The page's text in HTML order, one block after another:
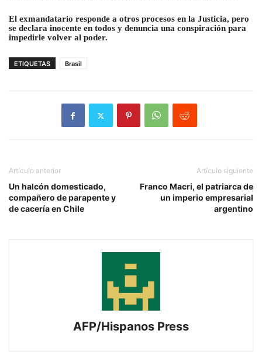
El exmandatario responde a otros procesos en la Justicia, pero
se declara inocente en todos y denuncia una conspiración para
impedirle volver al poder.
ETIQUETAS Brasil
Artículo anterior
Un halcón domesticado,
compañero de parapente y
de cacería en Chile
Artículo siguiente
Franco Macri, el patriarca de
un imperio empresarial
argentino
AFP/Hispanos Press